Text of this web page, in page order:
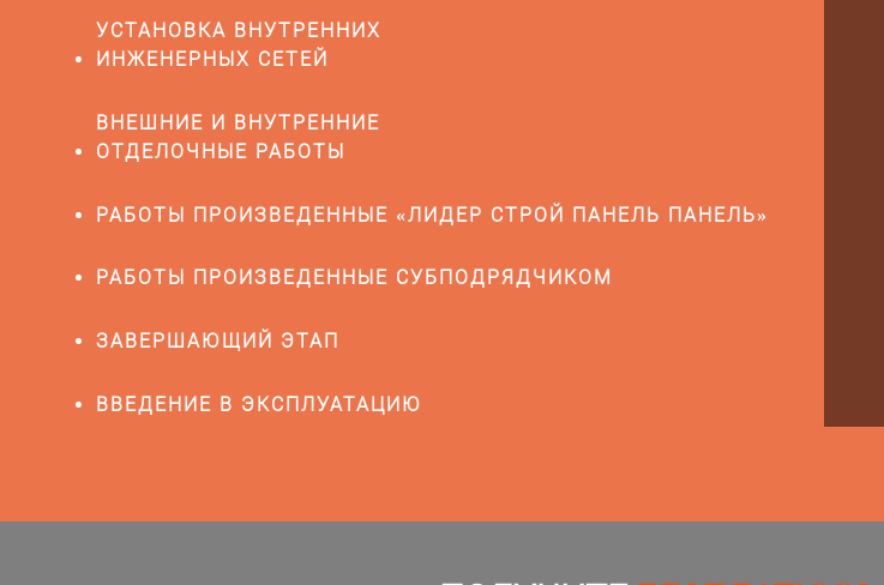
УСТАНОВКА ВНУТРЕННИХ
ИНЖЕНЕРНЫХ СЕТЕЙ
ВНЕШНИЕ И ВНУТРЕННИЕ
ОТДЕЛОЧНЫЕ РАБОТЫ
РАБОТЫ ПРОИЗВЕДЕННЫЕ «ЛИДЕР СТРОЙ ПАНЕЛЬ ПАНЕЛЬ»
РАБОТЫ ПРОИЗВЕДЕННЫЕ СУБПОДРЯДЧИКОМ
ЗАВЕРШАЮЩИЙ ЭТАП
ВВЕДЕНИЕ В ЭКСПЛУАТАЦИЮ